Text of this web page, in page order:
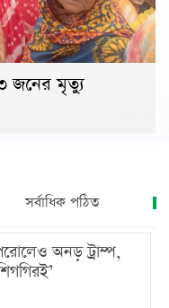
৩ জনের মৃত্যু
সর্বাধিক পঠিত
অনড় ট্রাম্প,